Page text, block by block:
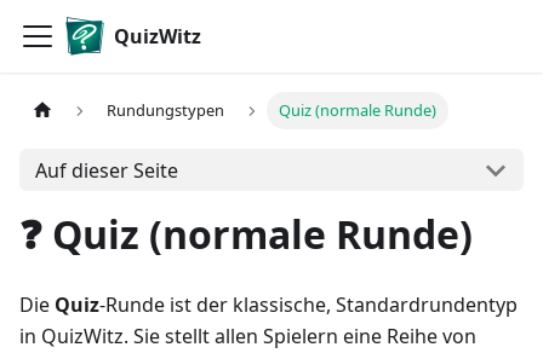
QuizWitz
Rundungstypen Quiz (normale Runde)
Auf dieser Seite
❓ Quiz (normale Runde)
Die Quiz-Runde ist der klassische, Standardrundentyp
in QuizWitz. Sie stellt allen Spielern eine Reihe von